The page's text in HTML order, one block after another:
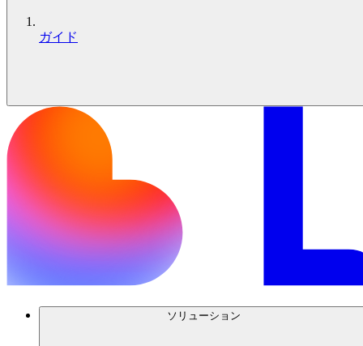
ソリューション
ガイド